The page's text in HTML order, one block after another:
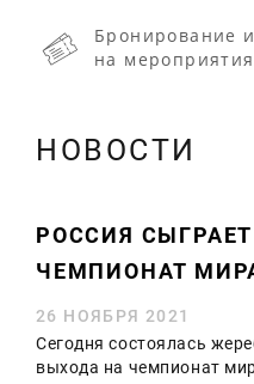
Бронирование
на
НОВОСТИ
РОССИЯ
ЧЕМПИОНАТ
26 НОЯБРЯ 2021
Сегодня состоялась
выхода на чемпионат